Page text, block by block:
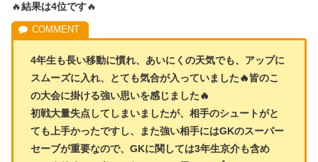
🔥結果は4位です🔥
4年生も長い移動に慣れ、あいにくの天気でも、アップに
スムーズに入れ、とても気合が入っていました🔥皆のこ
の大会に掛ける強い思いを感じました🔥
初戦大量失点してしまいましたが、相手のシュートがと
ても上手かったですし、また強い相手にはGKのスーパー
セーブが重要なので、GKに関しては3年生京介も含め